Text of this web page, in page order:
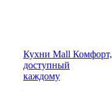
Кухни Mall Комфорт,
доступный
каждому